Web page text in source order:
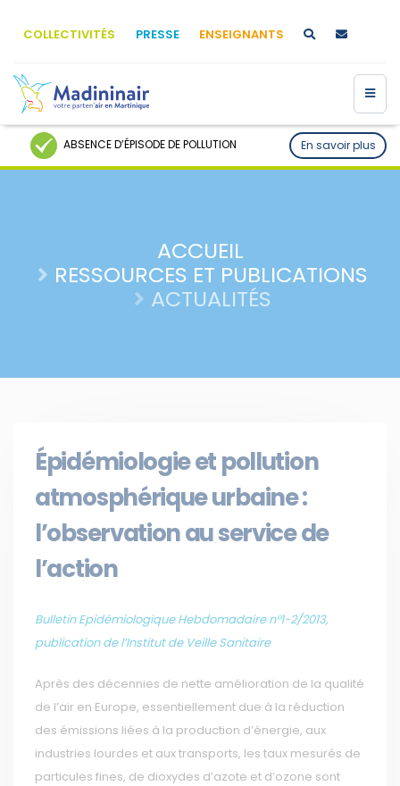
COLLECTIVITÉS PRESSE ENSEIGNANTS
ABSENCE D’ÉPISODE DE POLLUTION En savoir plus
ACCUEIL
RESSOURCES ET PUBLICATIONS
ACTUALITÉS
Épidémiologie et pollution
atmosphérique urbaine :
l’observation au service de
l’action
Bulletin Epidémiologique Hebdomadaire n°1-2/2013,
publication de l’Institut de Veille Sanitaire
Après des décennies de nette amélioration de la qualité
de l’air en Europe, essentiellement due à la réduction
des émissions liées à la production d’énergie, aux
industries lourdes et aux transports, les taux mesurés de
particules fines, de dioxydes d’azote et d’ozone sont